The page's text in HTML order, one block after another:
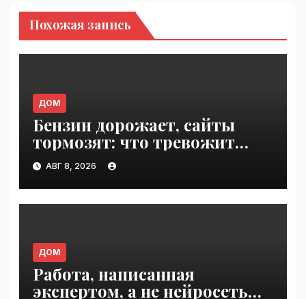
Похожая запись
ДОМ
Бензин дорожает, сайты
тормозят: что тревожит
россиян больше? |
VseTime.ru
АВГ 8, 2026
ДОМ
Работа, написанная
экспертом, а не нейросетью |